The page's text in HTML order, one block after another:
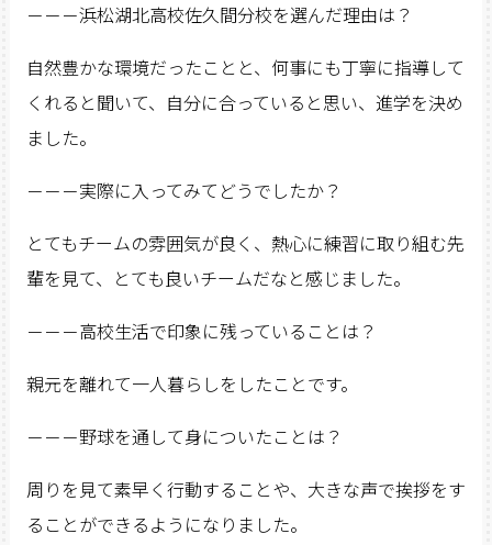
－－－浜松湖北高校佐久間分校を選んだ理由は？
自然豊かな環境だったことと、何事にも丁寧に指導して
くれると聞いて、自分に合っていると思い、進学を決め
ました。
－－－実際に入ってみてどうでしたか？
とてもチームの雰囲気が良く、熱心に練習に取り組む先
輩を見て、とても良いチームだなと感じました。
－－－高校生活で印象に残っていることは？
親元を離れて一人暮らしをしたことです。
－－－野球を通して身についたことは？
周りを見て素早く行動することや、大きな声で挨拶をす
ることができるようになりました。